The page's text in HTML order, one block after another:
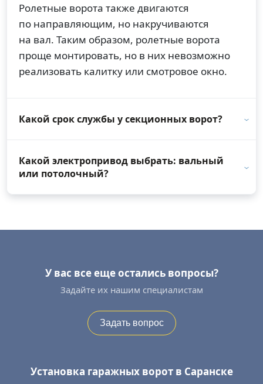
Ролетные ворота также двигаются
по направляющим, но накручиваются
на вал. Таким образом, ролетные ворота
проще монтировать, но в них невозможно
реализовать калитку или смотровое окно.
Какой срок службы у секционных ворот?
Какой электропривод выбрать: вальный
или потолочный?
У вас все еще остались вопросы?
Задайте их нашим специалистам
Задать вопрос
Установка гаражных ворот в Саранске